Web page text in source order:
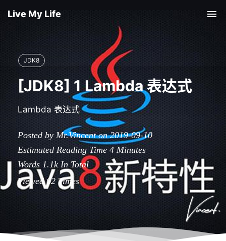
Live My Life
JDK8
[JDK8] 1 Lambda 表达式
Lambda 表达式
Posted by Mr.Vincent on 2019-09-10
Estimated Reading Time 4 Minutes
Words 1.1kIn Total
Viewed62Times